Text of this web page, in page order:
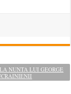
NUNTA LUI GEORGE